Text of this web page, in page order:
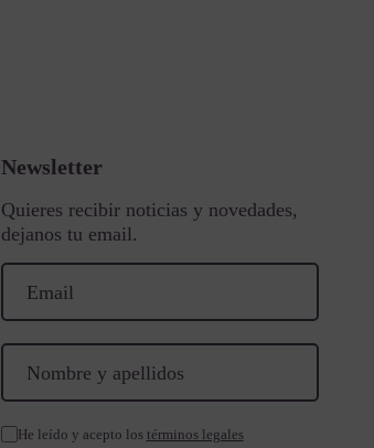
Newsletter
Quieres recibir noticias y novedades,
dejanos tu email.
He leído y acepto los términos legales